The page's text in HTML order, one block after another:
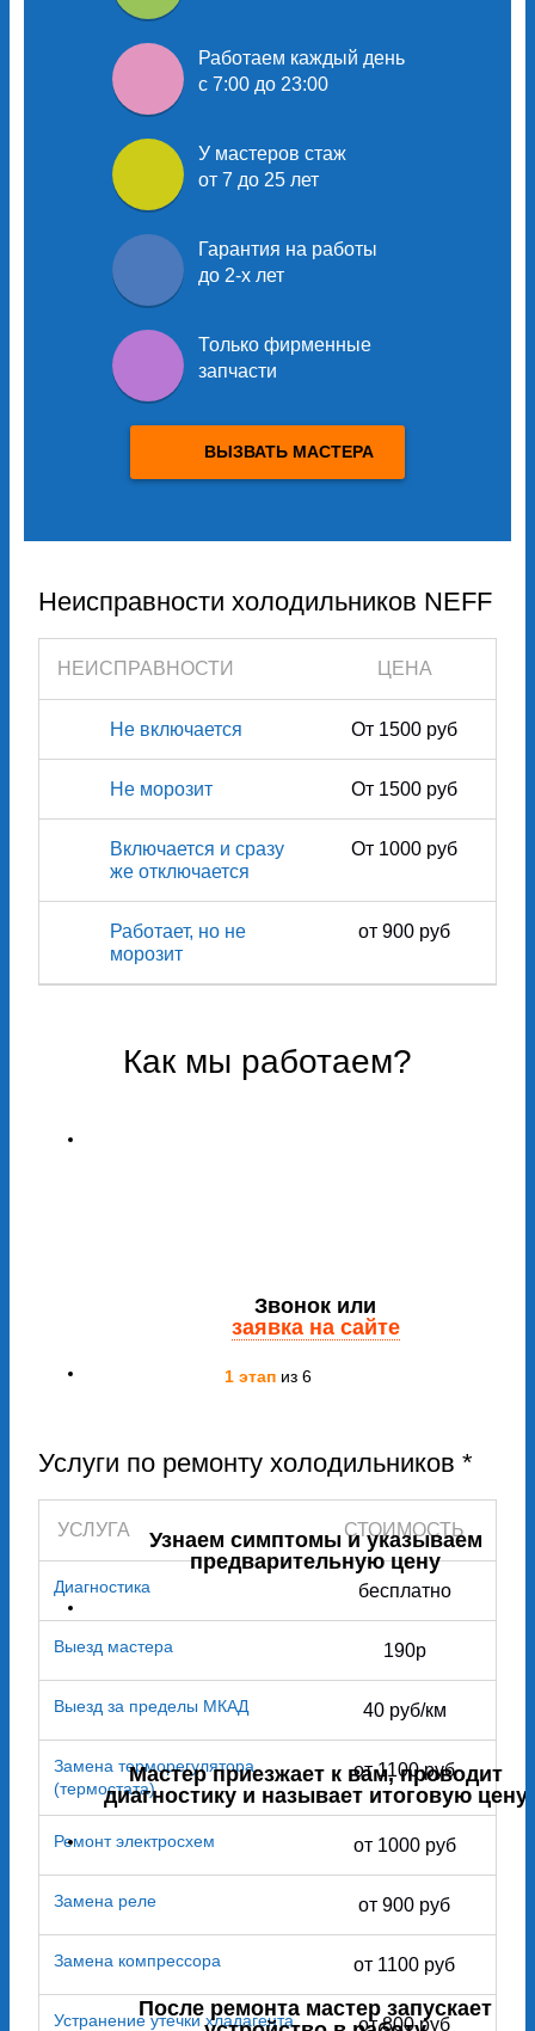
Работаем каждый день
с 7:00 до 23:00
У мастеров стаж
от 7 до 25 лет
Гарантия на работы
до 2-х лет
Только фирменные
запчасти
ВЫЗВАТЬ МАСТЕРА
Неисправности холодильников NEFF
НЕИСПРАВНОСТИ ЦЕНА
Не включается От 1500 руб
Не морозит От 1500 руб
Включается и сразу
же отключается
От 1000 руб
Работает, но не
морозит
от 900 руб
Как мы работаем?
Звонок или
заявка на сайте
Узнаем симптомы и указываем
предварительную цену
Мастер приезжает к вам, проводит
диагностику и называет итоговую цену
После ремонта мастер запускает
1 этап из 6
Услуги по ремонту холодильников *
УСЛУГА СТОИМОСТЬ
Диагностика бесплатно
Выезд мастера 190р
Выезд за пределы МКАД 40 руб/км
Замена терморегулятора
(термостата)
от 1100 руб
Ремонт электросхем от 1000 руб
Замена реле от 900 руб
Замена компрессора от 1100 руб
Устранение утечки хладагента от 800 руб